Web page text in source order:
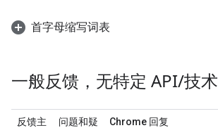
首字母缩写词表
一般反馈，无特定 API/技术
反馈主
问题和疑
Chrome 回复